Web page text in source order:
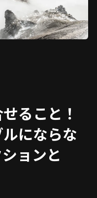
ること！
にならな
ョンと